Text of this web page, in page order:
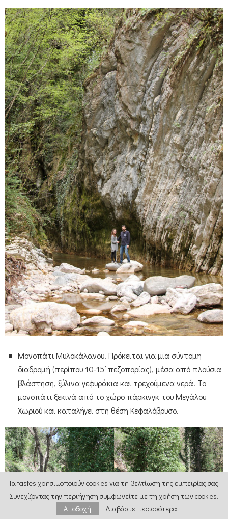
Μονοπάτι Μυλοκάλανου. Πρόκειται για μια σύντομη
διαδρομή (περίπου 10-15’ πεζοπορίας), μέσα από πλούσια
βλάστηση, ξύλινα γεφυράκια και τρεχούμενα νερά. Το
μονοπάτι ξεκινά από το χώρο πάρκινγκ του Μεγάλου
Χωριού και καταλήγει στη θέση Κεφαλόβρυσο.
Τα tastes χρησιμοποιούν cookies για τη βελτίωση της εμπειρίας σας.
Συνεχίζοντας την περιήγηση συμφωνείτε με τη χρήση των cookies.
Αποδοχή
Διαβάστε περισσότερα